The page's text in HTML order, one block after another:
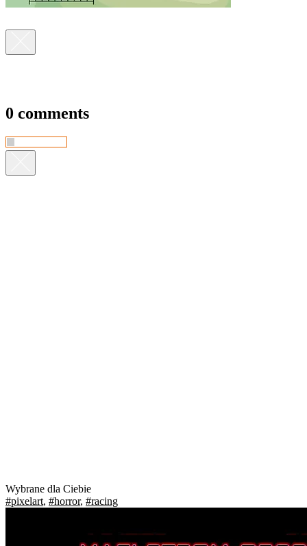
0 comments
Wybrane dla Ciebie
#pixelart, #horror, #racing